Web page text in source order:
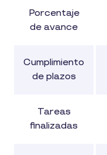
Porcentaje
de avance
Cumplimiento
de plazos
Tareas
finalizadas